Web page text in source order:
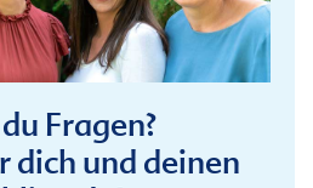
Fragen?
dich und deinen